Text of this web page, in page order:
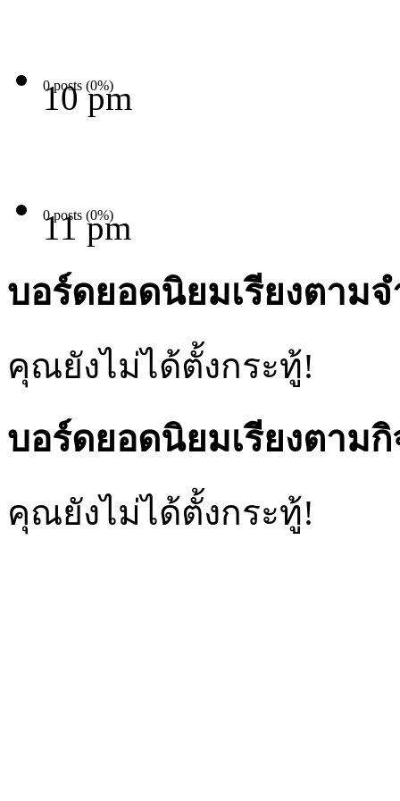
0 posts (0%)
10 pm
0 posts (0%)
11 pm
บอร์ดยอดนิยมเรียงตาม
คุณยังไม่ได้ตั้งกระทู้!
บอร์ดยอดนิยมเรียงตาม
คุณยังไม่ได้ตั้งกระทู้!